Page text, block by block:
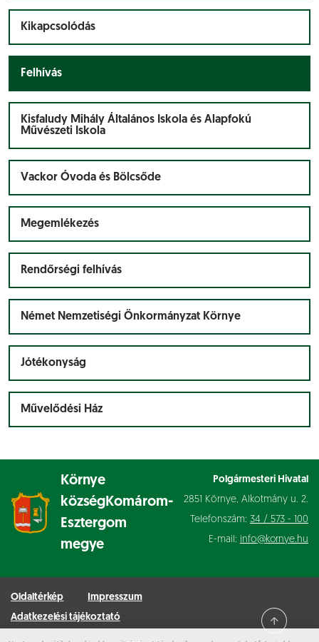
Kikapcsolódás
Felhívás
Kisfaludy Mihály Általános Iskola és Alapfokú
Művészeti Iskola
Vackor Óvoda és Bölcsőde
Megemlékezés
Rendőrségi felhívás
Német Nemzetiségi Önkormányzat Környe
Jótékonyság
Művelődési Ház
Környe
községKomárom-
Esztergom
megye
Polgármesteri Hivatal
2851 Környe, Alkotmány u. 2.
Telefonszám: 34 / 573 - 100
E-mail: info@kornye.hu
Oldaltérkép
Impresszum
Adatkezelési tájékoztató